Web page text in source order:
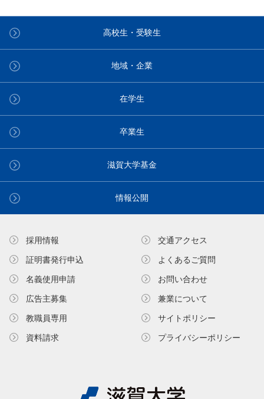
高校生・受験生
地域・企業
在学生
卒業生
滋賀大学基金
情報公開
採用情報
証明書発⾏申込
名義使⽤申請
広告主募集
教職員専⽤
資料請求
交通アクセス
よくあるご質問
お問い合わせ
兼業について
サイトポリシー
プライバシーポリシー